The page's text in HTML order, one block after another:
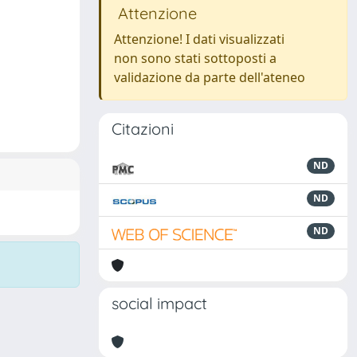
Attenzione
Attenzione! I dati visualizzati
non sono stati sottoposti a
validazione da parte dell'ateneo
Citazioni
ND
ND
ND
social impact